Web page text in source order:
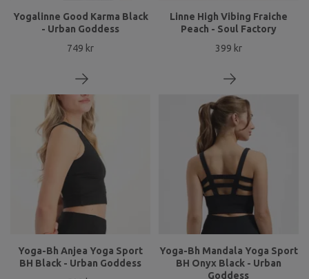
Yogalinne Good Karma Black
- Urban Goddess
749 kr
Linne High Vibing Fraiche
Peach - Soul Factory
399 kr
Yoga-Bh Anjea Yoga Sport
BH Black - Urban Goddess
Yoga-Bh Mandala Yoga Sport
BH Onyx Black - Urban
Goddess